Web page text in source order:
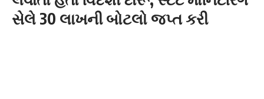
સેલે 30 લાખની બોટલો જપ્ત કરી